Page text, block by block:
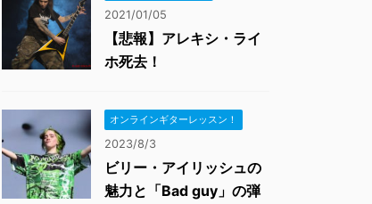
2021/01/05
【悲報】アレキシ・ライ
ホ死去！
オンラインギターレッスン！
2023/8/3
ビリー・アイリッシュの
魅力と「Bad guy」の弾